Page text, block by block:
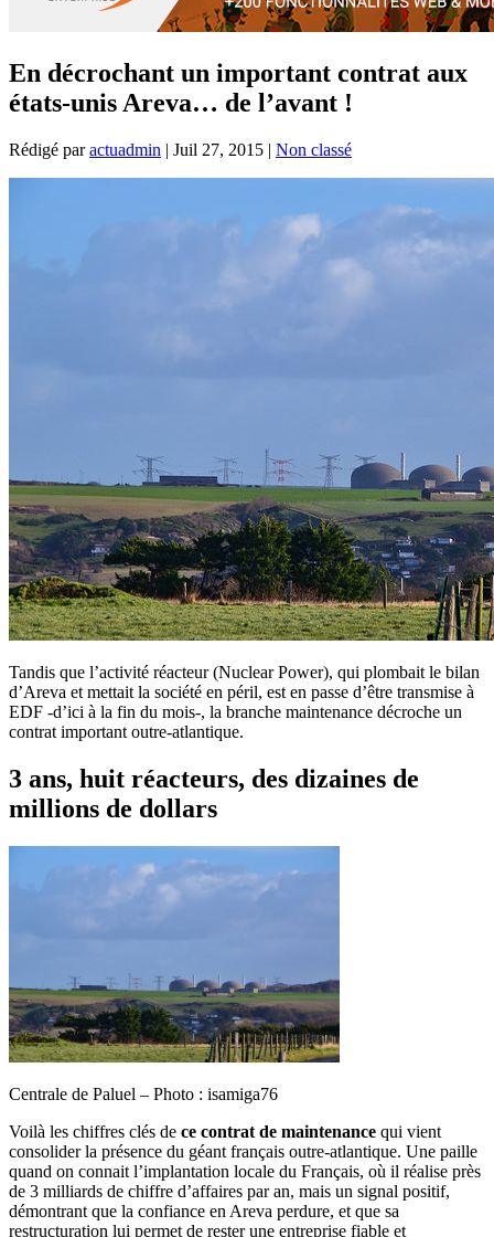
En décrochant un important contrat aux
états-unis Areva… de l’avant !
Rédigé paractuadmin | Juil 27, 2015 | Non classé
Tandis que l’activité réacteur (Nuclear Power), qui plombait le bilan
d’Areva et mettait la société en péril, est en passe d’être transmise à
EDF -d’ici à la fin du mois-, la branche maintenance décroche un
contrat important outre-atlantique.
3 ans, huit réacteurs, des dizaines de
millions de dollars
Centrale de Paluel – Photo : isamiga76
Voilà les chiffres clés de ce contrat de maintenance qui vient
consolider la présence du géant français outre-atlantique. Une paille
quand on connait l’implantation locale du Français, où il réalise près
de 3 milliards de chiffre d’affaires par an, mais un signal positif,
démontrant que la confiance en Areva perdure, et que sa
restructuration lui permet de rester une entreprise fiable et